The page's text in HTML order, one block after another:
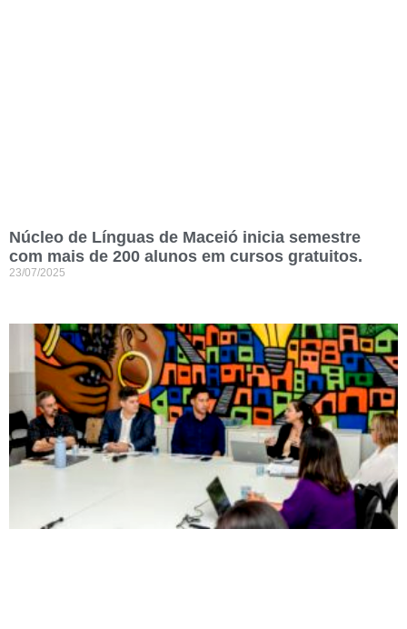
Núcleo de Línguas de Maceió inicia semestre
com mais de 200 alunos em cursos gratuitos.
23/07/2025